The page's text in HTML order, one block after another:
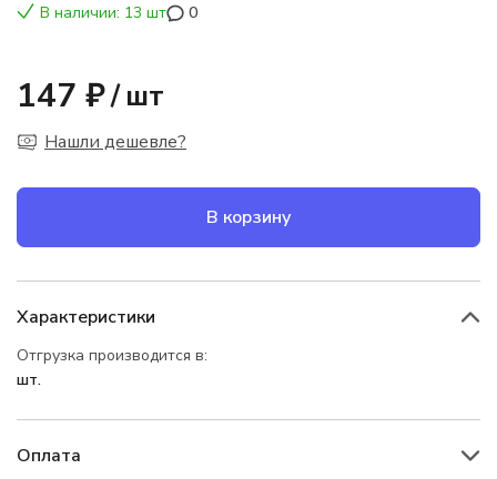
В наличии: 13 шт 0
147 ₽/ шт
Нашли дешевле?
В корзину
Характеристики
Отгрузка производится в:
шт.
Оплата